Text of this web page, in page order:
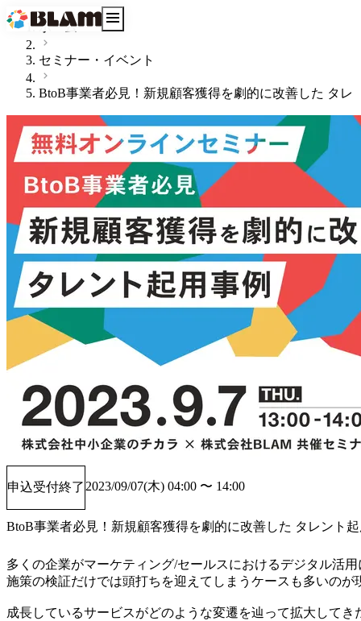
ホーム
セミナー・イベント
BtoB事業者必見！新規顧客獲得を劇的に改善した タレ
申込受付終了 2023/09/07(木) 04:00 〜 14:00
BtoB事業者必見！新規顧客獲得を劇的に改善した タレント
多くの企業がマーケティング/セールスにおけるデジタル活
施策の検証だけでは頭打ちを迎えてしまうケースも多いのが
成長しているサービスがどのような変遷を辿って拡大して